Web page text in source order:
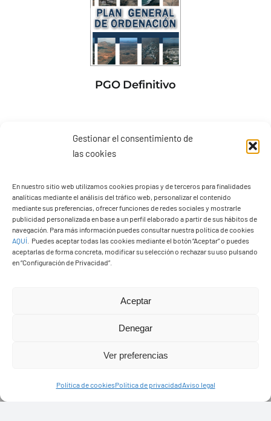
Gestionar el consentimiento de
las cookies
En nuestro sitio web utilizamos cookies propias y de terceros para finalidades
analíticas mediante el análisis del tráfico web, personalizar el contenido
mediante sus preferencias, ofrecer funciones de redes sociales y mostrarle
publicidad personalizada en base a un perfil elaborado a partir de sus hábitos de
navegación. Para más información puedes consultar nuestra política de cookies
AQUÍ
Puedes aceptar todas las cookies mediante el botón “Aceptar” o puedes
aceptarlas de forma concreta, modificar su selección o rechazar su uso pulsando
en “Configuración de Privacidad”.
Aceptar
Denegar
Ver preferencias
Política de cookiesPolítica de privacidadAviso legal
PGO Definitivo